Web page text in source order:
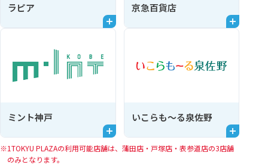
ラピア 京急百貨店
ミント神戸 いこらも～る泉佐野
1TOKYU PLAZAの利用可能店舗は、蒲田店・戸塚店・表参道店の3店舗
のみとなります。